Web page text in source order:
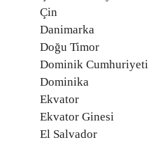
Çin
Danimarka
Doğu Timor
Dominik Cumhuriyeti
Dominika
Ekvator
Ekvator Ginesi
El Salvador